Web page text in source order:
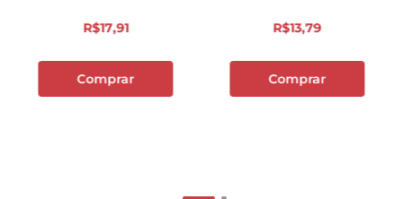
R$17,91
Comprar
R$13,79
Comprar